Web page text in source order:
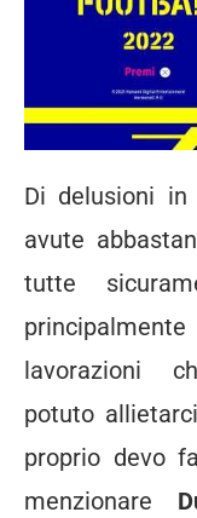
Di delusioni
avute
tutte
lavorazioni
potuto
proprio devo
menzionare